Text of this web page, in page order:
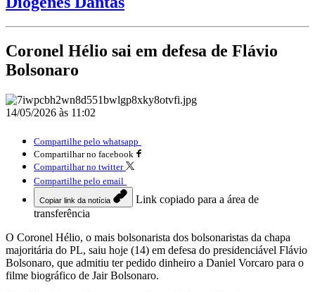
Coronel Hélio sai em defesa de Flávio
Bolsonaro
14/05/2026 às 11:02
Compartilhe pelo whatsapp
Compartilhar no facebook
Compartilhar no twitter
Compartilhe pelo email
Copiar link da notícia
Link copiado para a área de
transferência
O Coronel Hélio, o mais bolsonarista dos bolsonaristas da chapa
majoritária do PL, saiu hoje (14) em defesa do presidenciável Flávio
Bolsonaro, que admitiu ter pedido dinheiro a Daniel Vorcaro para o
filme biográfico de Jair Bolsonaro.